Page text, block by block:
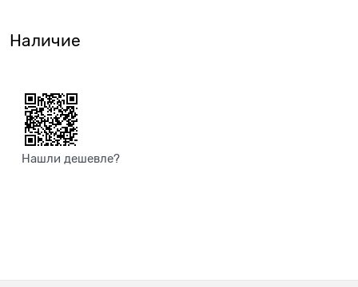
Наличие
Нашли дешевле?